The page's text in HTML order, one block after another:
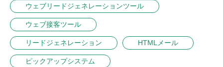
ウェブリードジェネレーションツール
ウェブ接客ツール
リードジェネレーション HTMLメール
ピックアップシステム